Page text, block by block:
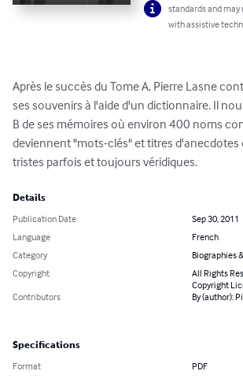
standards and
with assistive
Après le succès du Tome A, Pierre Lasne
ses souvenirs à l'aide d'un dictionnaire. Il
B de ses mémoires où environ 400 noms
deviennent "mots-clés" et titres d'anecdotes
tristes parfois et toujours véridiques.
Details
Publication Date
Sep 30, 2011
Language
French
Category
Biographies
Copyright
All Rights
Copyright
Contributors
By (author):
Specifications
Format PDF